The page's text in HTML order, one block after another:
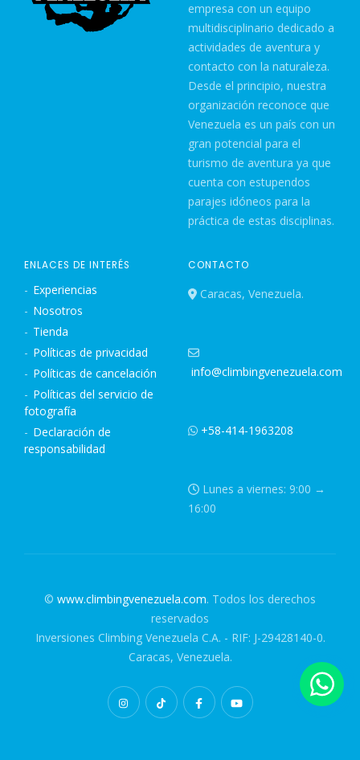
empresa con un equipo
multidisciplinario dedicado a
actividades de aventura y
contacto con la naturaleza.
Desde el principio, nuestra
organización reconoce que
Venezuela es un país con un
gran potencial para el
turismo de aventura ya que
cuenta con estupendos
parajes idóneos para la
práctica de estas disciplinas.
ENLACES DE INTERÉS
Experiencias
Nosotros
Tienda
Políticas de privacidad
Políticas de cancelación
Políticas del servicio de
fotografía
Declaración de
responsabilidad
CONTACTO
Caracas, Venezuela.
info@climbingvenezuela.com
+58-414-1963208
Lunes a viernes: 9:00 →
16:00
© www.climbingvenezuela.com. Todos los derechos
reservados
Inversiones Climbing Venezuela C.A. - RIF: J-29428140-0.
Caracas, Venezuela.